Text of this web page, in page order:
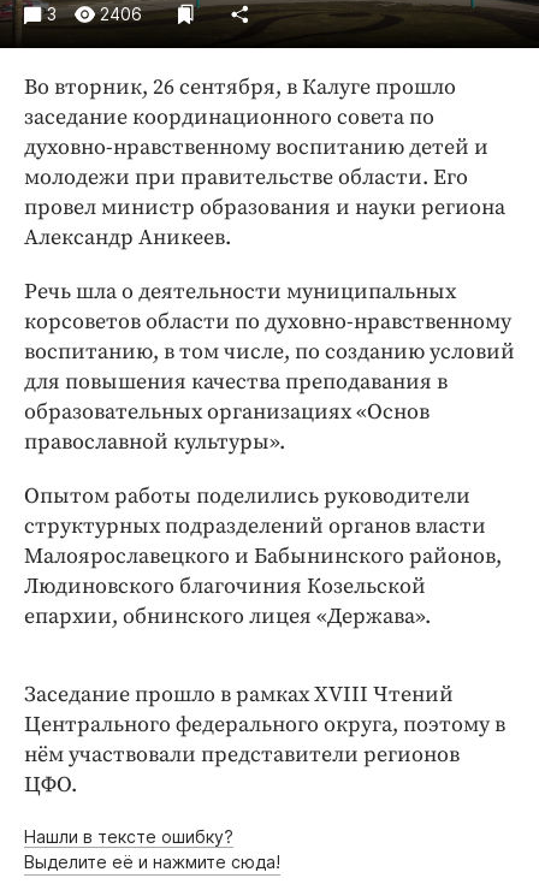
ПРОЕКТЫ
Издания
Медиаперсона
Интересное чтиво
Клиника года
Бренд года
3 2406
Во вторник, 26 сентября, в Калуге прошло
заседание координационного совета по
духовно-нравственному воспитанию детей и
молодежи при правительстве области. Его
провел министр образования и науки региона
Александр Аникеев.
Речь шла о деятельности муниципальных
корсоветов области по духовно-нравственному
воспитанию, в том числе, по созданию условий
для повышения качества преподавания в
образовательных организациях «Основ
православной культуры».
Опытом работы поделились руководители
структурных подразделений органов власти
Малоярославецкого и Бабынинского районов,
Людиновского благочиния Козельской
епархии, обнинского лицея «Держава».
Заседание прошло в рамках XVIII Чтений
Центрального федерального округа, поэтому в
нём участвовали представители регионов
ЦФО.
Нашли в тексте ошибку?
Выделите её и нажмите сюда!